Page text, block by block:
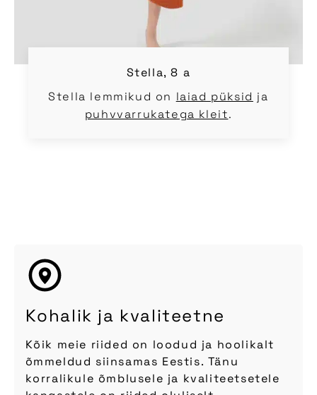
Stella, 8 a
Stella lemmikud on laiad püksid ja
puhvvarrukatega kleit.
Kohalik ja kvaliteetne
Kõik meie riided on loodud ja hoolikalt
õmmeldud siinsamas Eestis. Tänu
korralikule õmblusele ja kvaliteetsetele